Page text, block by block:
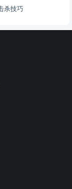
杀技巧